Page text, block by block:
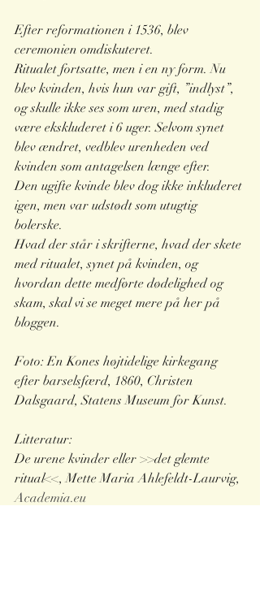
Efter reformationen i 1536, blev
ceremonien omdiskuteret.
Ritualet fortsatte, men i en ny form. Nu
blev kvinden, hvis hun var gift, ”indlyst”,
og skulle ikke ses som uren, med stadig
være ekskluderet i 6 uger. Selvom synet
blev ændret, vedblev urenheden ved
kvinden som antagelsen længe efter.
Den ugifte kvinde blev dog ikke inkluderet
igen, men var udstødt som utugtig
bolerske.
Hvad der står i skrifterne, hvad der skete
med ritualet, synet på kvinden, og
hvordan dette medførte dødelighed og
skam, skal vi se meget mere på her på
bloggen.
Foto: En Kones højtidelige kirkegang
efter barselsfærd, 1860, Christen
Dalsgaard, Statens Museum for Kunst.
Litteratur:
De urene kvinder eller >>det glemte
ritual<<, Mette Maria Ahlefeldt-Laurvig,
Academia.eu